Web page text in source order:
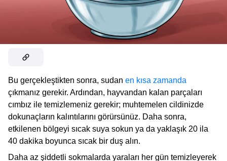
Bu gerçekleştikten sonra, sudan en kısa zamanda
çıkmanız gerekir. Ardından, hayvandan kalan parçaları
cımbız ile temizlemeniz gerekir; muhtemelen cildinizde
dokunaçların kalıntılarını görürsünüz. Daha sonra,
etkilenen bölgeyi sıcak suya sokun ya da yaklaşık 20 ila
40 dakika boyunca sıcak bir duş alın.
Daha az şiddetli sokmalarda yaraları her gün temizleyerek